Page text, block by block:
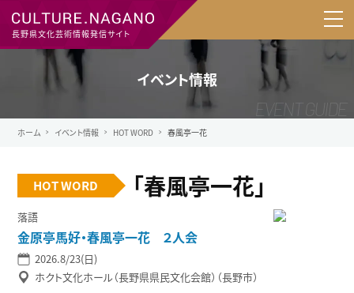
長野県文化芸術情報発信サイト
イベント情報
ホーム イベント情報 HOT WORD 春風亭一花
HOT WORD 「春風亭一花」
落語
金原亭馬好・春風亭一花 ２人会
2026.8/23(日)
ホクト文化ホール（長野県県民文化会館）（長野市）